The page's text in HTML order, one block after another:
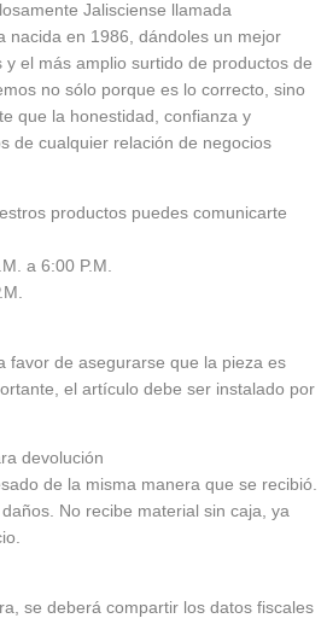
Jalisciense llamada
nacida en 1986, dándoles un mejor
el más amplio surtido de productos de
no sólo porque es lo correcto, sino
que la honestidad, confianza y
de cualquier relación de negocios
productos puedes comunicarte
a 6:00 P.M.
favor de asegurarse que la pieza es
el artículo debe ser instalado por
devolución
de la misma manera que se recibió.
No recibe material sin caja, ya
se deberá compartir los datos fiscales